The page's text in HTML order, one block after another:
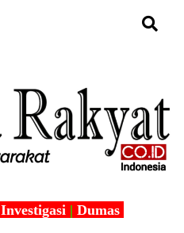
Investigasi | Dumas